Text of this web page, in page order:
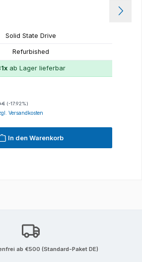
Solid State Drive
Refurbished
ab Lager lieferbar
Preis:
€ (-17.92%)
Versandkosten
In den Warenkorb
ab €500 (Standard-Paket DE)